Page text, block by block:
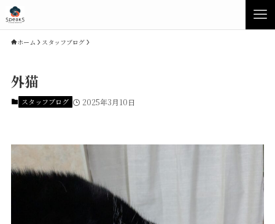
ホーム スタッフブログ
外猫
スタッフブログ 2025年3月10日